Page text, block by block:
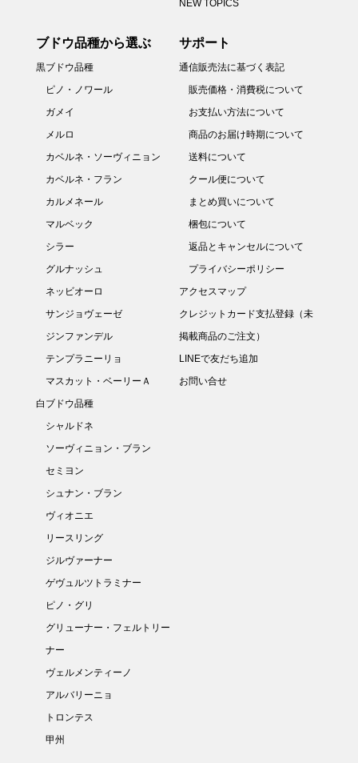
NEW TOPICS
ブドウ品種から選ぶ
黒ブドウ品種
ピノ・ノワール
ガメイ
メルロ
カベルネ・ソーヴィニョン
カベルネ・フラン
カルメネール
マルベック
シラー
グルナッシュ
ネッビオーロ
サンジョヴェーゼ
ジンファンデル
テンプラニーリョ
マスカット・ベーリーＡ
白ブドウ品種
シャルドネ
ソーヴィニョン・ブラン
セミヨン
シュナン・ブラン
ヴィオニエ
リースリング
ジルヴァーナー
ゲヴュルツトラミナー
ピノ・グリ
グリューナー・フェルトリー
ナー
ヴェルメンティーノ
アルバリーニョ
トロンテス
甲州
サポート
通信販売法に基づく表記
販売価格・消費税について
お支払い方法について
商品のお届け時期について
送料について
クール便について
まとめ買いについて
梱包について
返品とキャンセルについて
プライバシーポリシー
アクセスマップ
クレジットカード支払登録（未
掲載商品のご注文）
LINEで友だち追加
お問い合せ